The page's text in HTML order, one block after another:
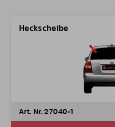
Heckscheibe
Art. Nr. 27040-1